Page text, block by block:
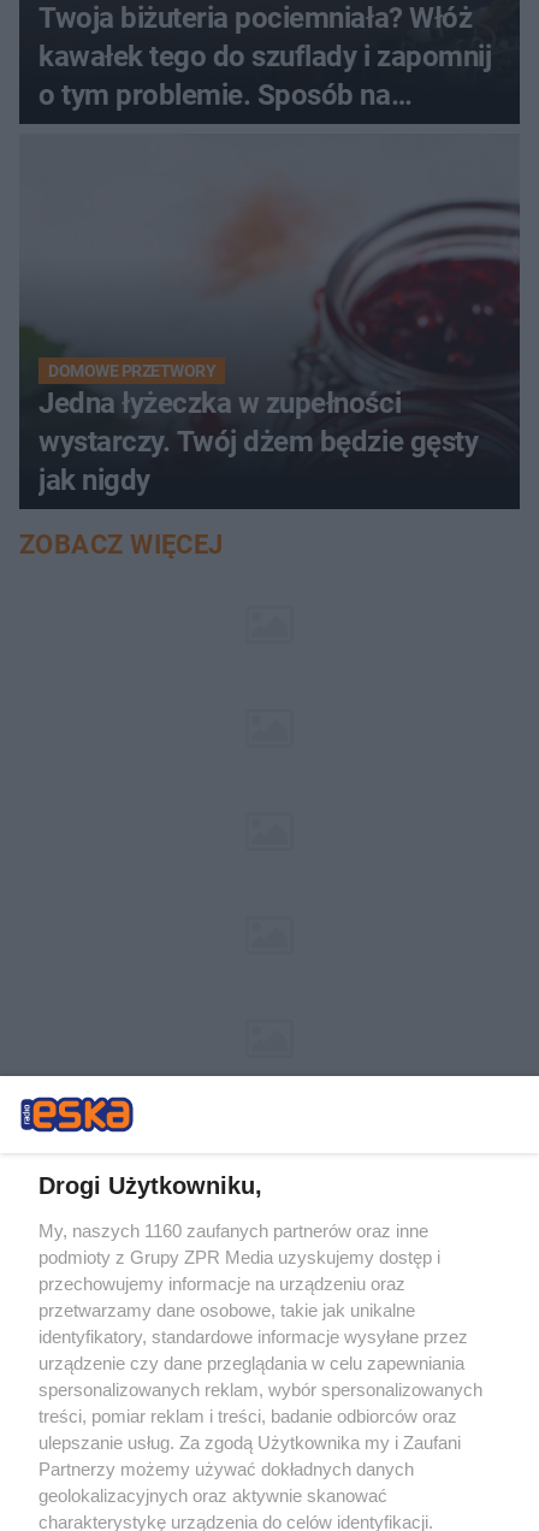
Twoja biżuteria pociemniała? Włóż
kawałek tego do szuflady i zapomnij
o tym problemie. Sposób na
pociemniałą biżuterię
DOMOWE PRZETWORY
Jedna łyżeczka w zupełności
wystarczy. Twój dżem będzie gęsty
jak nigdy
ZOBACZ WIĘCEJ
Żaden utwór zamieszczony w serwisie nie może być powielany i
rozpowszechniany lub dalej rozpowszechniany w jakikolwiek sposób (w
tym także elektroniczny lub mechaniczny) na jakimkolwiek polu
eksploatacji w jakiejkolwiek formie, włącznie z umieszczaniem w
Internecie bez pisemnej zgody właściciela praw. Jakiekolwiek użycie lub
wykorzystanie utworów w całości lub w części z naruszeniem prawa,
tzn. bez właściwej zgody, jest zabronione pod groźbą kary i może być
ścigane prawnie.
Drogi Użytkowniku,
My, naszych 1160 zaufanych partnerów oraz inne
podmioty z Grupy ZPR Media uzyskujemy dostęp i
przechowujemy informacje na urządzeniu oraz
przetwarzamy dane osobowe, takie jak unikalne
identyfikatory, standardowe informacje wysyłane przez
urządzenie czy dane przeglądania w celu zapewniania
spersonalizowanych reklam, wybór spersonalizowanych
treści, pomiar reklam i treści, badanie odbiorców oraz
ulepszanie usług. Za zgodą Użytkownika my i Zaufani
Partnerzy możemy używać dokładnych danych
geolokalizacyjnych oraz aktywnie skanować
charakterystykę urządzenia do celów identyfikacji.